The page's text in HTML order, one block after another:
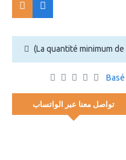
(La quantité minimum
تواصل معنا عبر الواتساب